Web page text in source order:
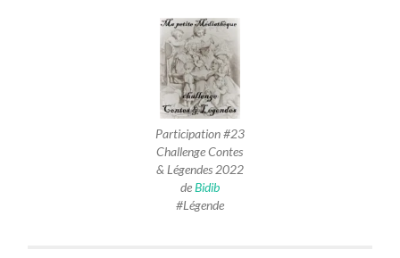
Participation #23
Challenge Contes
& Légendes 2022
deBidib
#Légende